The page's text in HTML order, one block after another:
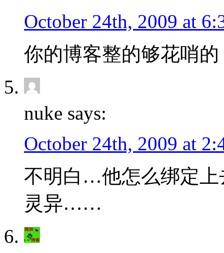
October 24th, 2009 at
你的博客整的够花哨的
nuke says:
October 24th, 2009 at
不明白…他怎么绑定上
灵异……